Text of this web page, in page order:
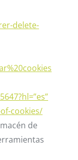
delete-
cookies/
de